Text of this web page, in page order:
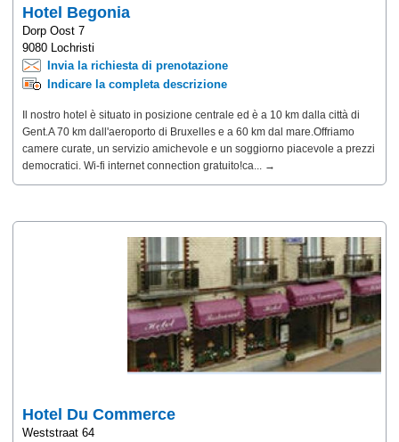
Hotel Begonia
Dorp Oost 7
9080 Lochristi
Invia la richiesta di prenotazione
Indicare la completa descrizione
Il nostro hotel è situato in posizione centrale ed è a 10 km dalla città di
Gent.A 70 km dall'aeroporto di Bruxelles e a 60 km dal mare.Offriamo
camere curate, un servizio amichevole e un soggiorno piacevole a prezzi
democratici. Wi-fi internet connection gratuito!ca... →
Hotel Du Commerce
Weststraat 64